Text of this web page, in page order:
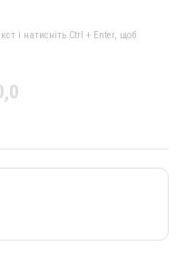
і натисніть Ctrl + Enter, щоб